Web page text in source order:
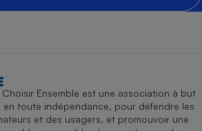
Choisir Ensemble est une association à but
toute indépendance, pour défendre les
et des usagers, et promouvoir une